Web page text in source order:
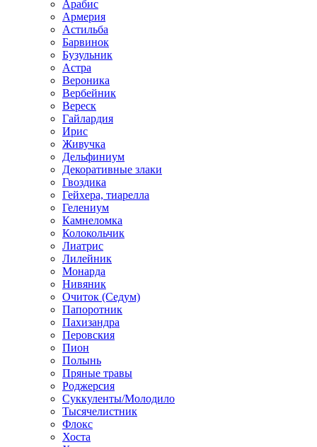
Арабис
Армерия
Астильбa
Барвинок
Бузульник
Астра
Вероника
Вербейник
Вереск
Гайлардия
Ирис
Живучка
Дельфиниум
Декоративные злаки
Гвоздика
Гейхера, тиарелла
Гелениум
Камнеломка
Колокольчик
Лиатрис
Лилейник
Монарда
Нивяник
Очиток (Седум)
Папоротник
Пахизандра
Перовския
Пион
Полынь
Пряные травы
Роджерсия
Суккуленты/Молодило
Тысячелистник
Флокс
Хоста